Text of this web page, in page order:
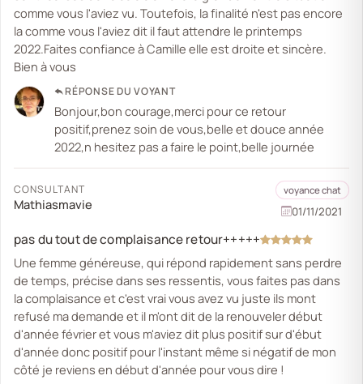
comme vous l'aviez vu. Toutefois, la finalité n'est pas encore
la comme vous l'aviez dit il faut attendre le printemps
2022.Faites confiance à Camille elle est droite et sincère.
Bien à vous
RÉPONSE DU VOYANT
Bonjour,bon courage,merci pour ce retour
positif,prenez soin de vous,belle et douce année
2022,n hesitez pas a faire le point,belle journée
CONSULTANT
Mathiasmavie
voyance chat
01/11/2021
pas du tout de complaisance retour+++++
Une femme généreuse, qui répond rapidement sans perdre
de temps, précise dans ses ressentis, vous faites pas dans
la complaisance et c'est vrai vous avez vu juste ils mont
refusé ma demande et il m'ont dit de la renouveler début
d'année février et vous m'aviez dit plus positif sur d'ébut
d'année donc positif pour l'instant même si négatif de mon
côté je reviens en début d'année pour vous dire !